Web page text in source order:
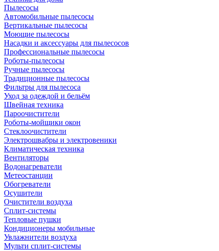
Пылесосы
Автомобильные пылесосы
Вертикальные пылесосы
Моющие пылесосы
Насадки и аксессуары для пылесосов
Профессиональные пылесосы
Роботы-пылесосы
Ручные пылесосы
Традиционные пылесосы
Фильтры для пылесоса
Уход за одеждой и бельём
Швейная техника
Пароочистители
Роботы-мойщики окон
Стеклоочистители
Электрошвабры и электровеники
Климатическая техника
Вентиляторы
Водонагреватели
Метеостанции
Обогреватели
Осушители
Очистители воздуха
Сплит-системы
Тепловые пушки
Кондиционеры мобильные
Увлажнители воздуха
Мульти сплит-системы